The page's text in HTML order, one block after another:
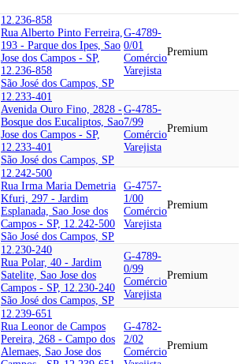
12.236-858
Rua Alberto Pinto Ferreira,
193 - Parque dos Ipes, Sao
Jose dos Campos - SP,
12.236-858
São José dos Campos, SP
G-4789-
0/01
Comércio
Varejista
Premium
12.233-401
Avenida Ouro Fino, 2828 -
Bosque dos Eucaliptos, Sao
Jose dos Campos - SP,
12.233-401
São José dos Campos, SP
G-4785-
7/99
Comércio
Varejista
Premium
12.242-500
Rua Irma Maria Demetria
Kfuri, 297 - Jardim
Esplanada, Sao Jose dos
Campos - SP, 12.242-500
São José dos Campos, SP
G-4757-
1/00
Comércio
Varejista
Premium
12.230-240
Rua Polar, 40 - Jardim
Satelite, Sao Jose dos
Campos - SP, 12.230-240
São José dos Campos, SP
G-4789-
0/99
Comércio
Varejista
Premium
12.239-651
Rua Leonor de Campos
Pereira, 268 - Campo dos
Alemaes, Sao Jose dos
G-4782-
2/02
Comércio
Premium